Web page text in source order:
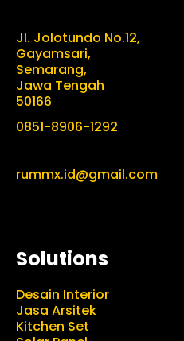
Jl. Jolotundo No.12,
Gayamsari,
Semarang,
Jawa Tengah
50166
0851-8906-1292
rummx.id@gmail.com
Solutions
Desain Interior
Jasa Arsitek
Kitchen Set